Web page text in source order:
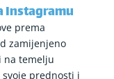
Instagramu
prema
zamijenjeno
na temelju
svoje prednosti i